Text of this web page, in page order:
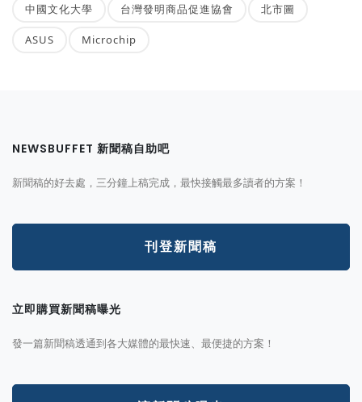
中國文化大學 台灣發明商品促進協會 北市圖
ASUS Microchip
NEWSBUFFET 新聞稿自助吧
新聞稿的好去處，三分鐘上稿完成，最快接觸最多讀者的方案！
刊登新聞稿
立即購買新聞稿曝光
發一篇新聞稿透通到各大媒體的最快速、最便捷的方案！